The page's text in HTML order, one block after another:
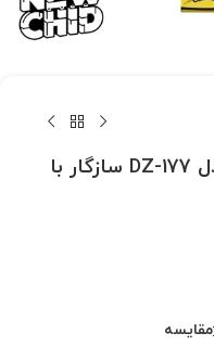
مینی فیگور هالک هوگان مدل DZ-177 سازگار با
مقایسه